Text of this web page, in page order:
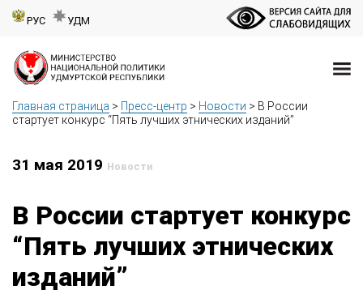
РУС УДМ
Главная страница > Пресс-центр > Новости > В России
стартует конкурс “Пять лучших этнических изданий”
31 мая 2019 Новости
В России стартует конкурс
“Пять лучших этнических
изданий”